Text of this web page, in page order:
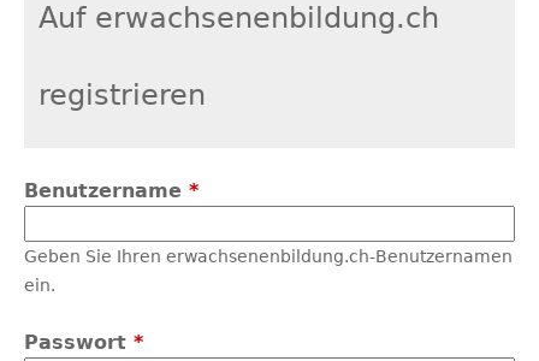
Auf erwachsenenbildung.ch
registrieren
Benutzername *
Geben Sie Ihren erwachsenenbildung.ch-Benutzernamen
ein.
Passwort *